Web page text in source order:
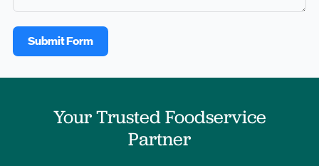
Submit Form
Your Trusted Foodservice
Partner